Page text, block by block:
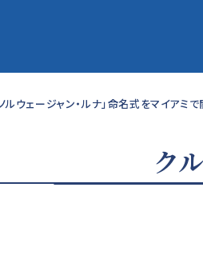
ルウェージャン・ルナ」命名式をマイアミ
ク